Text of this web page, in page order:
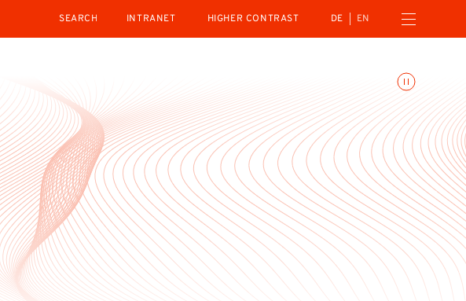
INTRANET
HIGHER CONTRAST DE EN Open navigation menu
Toggle animations